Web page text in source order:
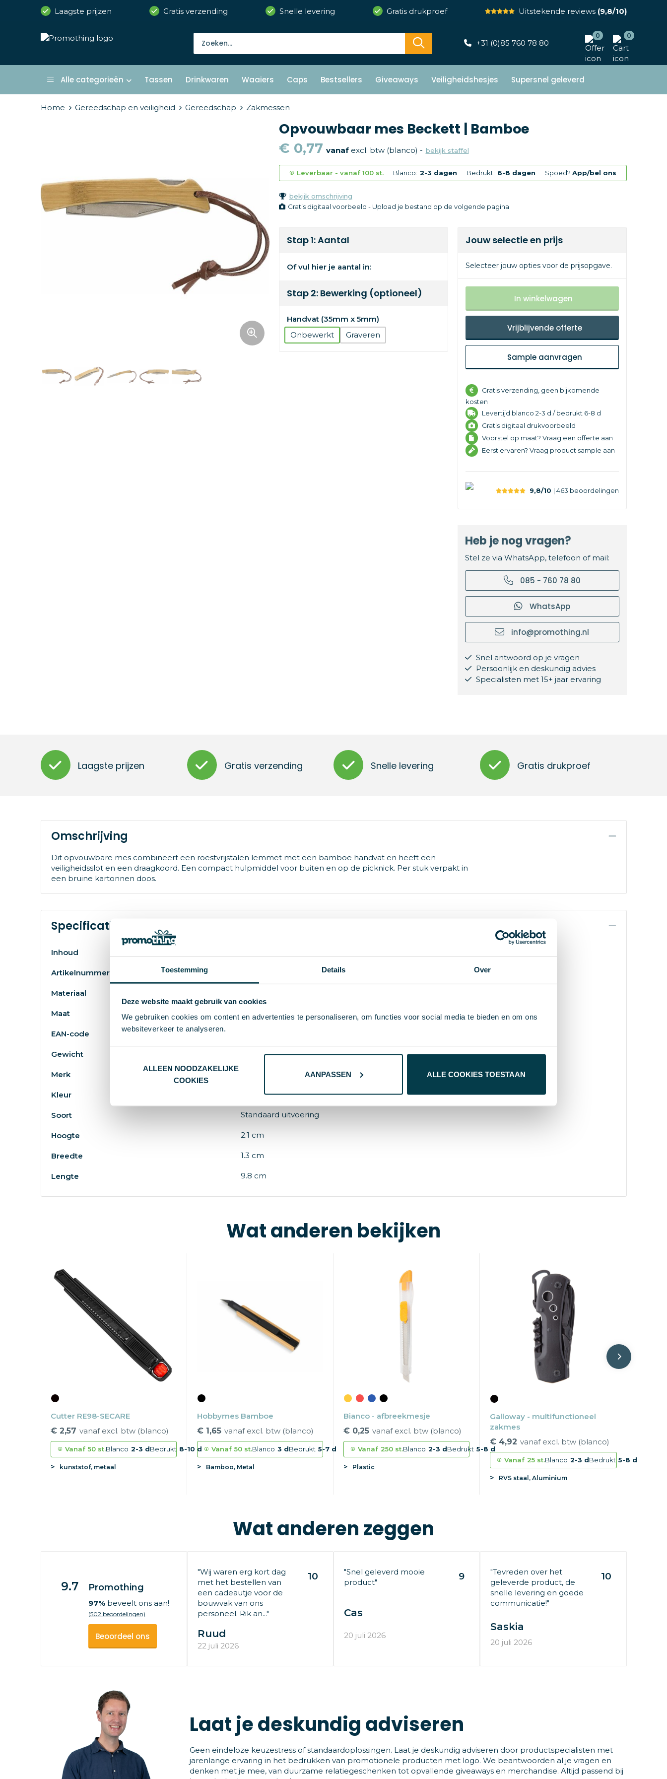
Toestemming Details Over
Deze website maakt gebruik van cookies
We gebruiken cookies om content en advertenties te personaliseren, om functies voor social media te bieden en om ons
websiteverkeer te analyseren.
ALLEEN NOODZAKELIJKE
COOKIES
AANPASSEN ALLE COOKIES TOESTAAN
Laagste prijzen Gratis verzending Snelle levering Gratis drukproef Uitstekende reviews(9,8/10)
+31 (0)85 760 78 80
0 0
Alle categorieën Tassen Drinkwaren Waaiers Caps Bestsellers Giveaways Veiligheidshesjes Supersnel geleverd
Home Gereedschap en veiligheid Gereedschap Zakmessen
Opvouwbaar mes Beckett | Bamboe
€ 0,77 vanafexcl. btw (blanco) - bekijk staffel
Leverbaar - vanaf 100 st. Blanco: 2-3 dagen Bedrukt: 6-8 dagen Spoed? App/bel ons
bekijk omschrijving
Gratis digitaal voorbeeld - Upload je bestand op de volgende pagina
Stap 1: Aantal
Of vul hier je aantal in:
Stap 2: Bewerking (optioneel)
Handvat (35mm x 5mm)
Onbewerkt
Graveren
Jouw selectie en prijs
Selecteer jouw opties voor de prijsopgave.
In winkelwagen
Vrijblijvende offerte
Sample aanvragen
Gratis verzending, geen bijkomende
kosten
Levertijd blanco 2-3 d / bedrukt 6-8 d
Gratis digitaal drukvoorbeeld
Voorstel op maat? Vraag een offerte aan
Eerst ervaren? Vraag product sample aan
9,8/10 | 463 beoordelingen
Heb je nog vragen?
Stel ze via WhatsApp, telefoon of mail:
085 - 760 78 80
WhatsApp
info@promothing.nl
Snel antwoord op je vragen
Persoonlijk en deskundig advies
Specialisten met 15+ jaar ervaring
Laagste prijzen Gratis verzending Snelle levering Gratis drukproef
Omschrijving
Dit opvouwbare mes combineert een roestvrijstalen lemmet met een bamboe handvat en heeft een
veiligheidsslot en een draagkoord. Een compact hulpmiddel voor buiten en op de picknick. Per stuk verpakt in
een bruine kartonnen doos.
Specificaties
Inhoud
Artikelnummer
Materiaal
Maat # Geen maat
EAN-code
Gewicht
Merk
Kleur
Soort Standaard uitvoering
Hoogte 2.1 cm
Breedte 1.3 cm
Lengte 9.8 cm
Wat anderen bekijken
Cutter RE98-SECARE
€ 2,57 vanaf excl. btw (blanco)
Vanaf 50 st.Blanco 2-3 dBedrukt 8-10 d
kunststof, metaal
Hobbymes Bamboe
€ 1,65 vanaf excl. btw (blanco)
Vanaf 50 st.Blanco 3 dBedrukt 5-7 d
Bamboo, Metal
Bianco - afbreekmesje
€ 0,25 vanaf excl. btw (blanco)
Vanaf 250 st.Blanco 2-3 dBedrukt 5-8 d
Plastic
Galloway - multifunctioneel
zakmes
€ 4,92 vanaf excl. btw (blanco)
Vanaf 25 st.Blanco 2-3 dBedrukt 5-8 d
RVS staal, Aluminium
Wat anderen zeggen
9.7 Promothing
97%beveelt ons aan!
(502 beoordelingen)
Beoordeel ons
"Wij waren erg kort dag
met het bestellen van
een cadeautje voor de
bouwvak van ons
personeel. Rik an..."
10
Ruud
22 juli 2026
"Snel geleverd mooie
product"
9
Cas
20 juli 2026
"Tevreden over het
geleverde product, de
snelle levering en goede
communicatie!"
10
Saskia
20 juli 2026
Laat je deskundig adviseren
Geen eindeloze keuzestress of standaardoplossingen. Laat je deskundig adviseren door productspecialisten met
jarenlange ervaring in het bedrukken van promotionele producten met logo. We beantwoorden al je vragen en
denken met je mee, van duurzame relatiegeschenken tot opvallende giveaways en merchandise. Altijd passend bij